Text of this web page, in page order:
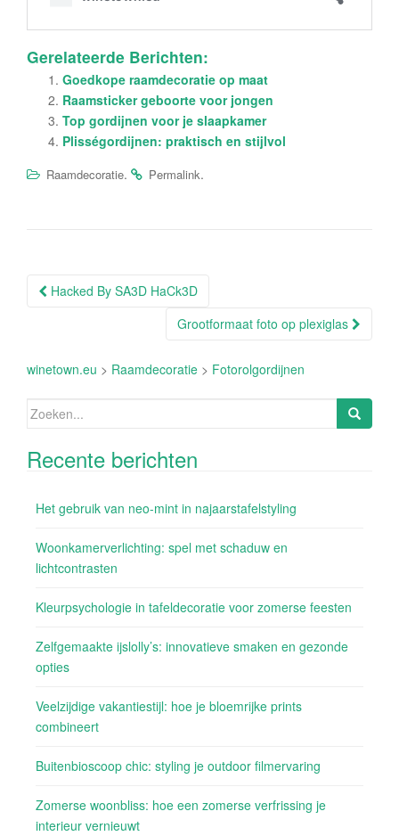
Gerelateerde Berichten:
Goedkope raamdecoratie op maat
Raamsticker geboorte voor jongen
Top gordijnen voor je slaapkamer
Plisségordijnen: praktisch en stijlvol
Raamdecoratie. Permalink.
Berichtnavigatie
Hacked By SA3D HaCk3D
Grootformaat foto op plexiglas
winetown.eu > Raamdecoratie > Fotorolgordijnen
Zoeken
Recente berichten
Het gebruik van neo-mint in najaarstafelstyling
Woonkamerverlichting: spel met schaduw en
lichtcontrasten
Kleurpsychologie in tafeldecoratie voor zomerse feesten
Zelfgemaakte ijslolly’s: innovatieve smaken en gezonde
opties
Veelzijdige vakantiestijl: hoe je bloemrijke prints
combineert
Buitenbioscoop chic: styling je outdoor filmervaring
Zomerse woonbliss: hoe een zomerse verfrissing je
interieur vernieuwt